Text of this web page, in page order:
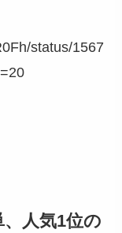
status/1567
、人気1位の